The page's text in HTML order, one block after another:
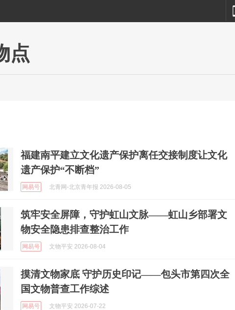
点
福建南平建立文化遗产保护离任交接制度让文化
遗产保护“不断档”
网易号 北青网-北京青年报 2026-08-05
筑牢安全屏障，守护虹山文脉——虹山乡部署文
物安全隐患排查整治工作
网易号 文物平安 2026-08-04
摸清文物家底 守护历史印记——包头市第四次全
国文物普查工作综述
网易号 文物平安 2026-07-22